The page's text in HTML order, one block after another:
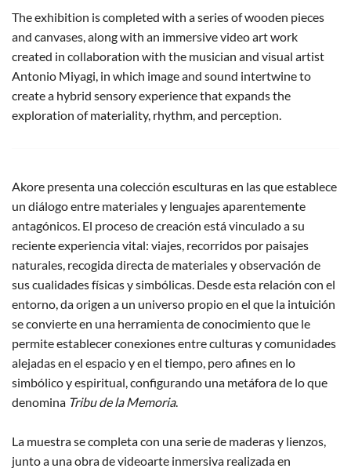
The exhibition is completed with a series of wooden pieces
and canvases, along with an immersive video art work
created in collaboration with the musician and visual artist
Antonio Miyagi, in which image and sound intertwine to
create a hybrid sensory experience that expands the
exploration of materiality, rhythm, and perception.
Akore presenta una colección esculturas en las que establece
un diálogo entre materiales y lenguajes aparentemente
antagónicos. El proceso de creación está vinculado a su
reciente experiencia vital: viajes, recorridos por paisajes
naturales, recogida directa de materiales y observación de
sus cualidades físicas y simbólicas. Desde esta relación con el
entorno, da origen a un universo propio en el que la intuición
se convierte en una herramienta de conocimiento que le
permite establecer conexiones entre culturas y comunidades
alejadas en el espacio y en el tiempo, pero afines en lo
simbólico y espiritual, configurando una metáfora de lo que
denomina Tribu de la Memoria.
La muestra se completa con una serie de maderas y lienzos,
junto a una obra de videoarte inmersiva realizada en